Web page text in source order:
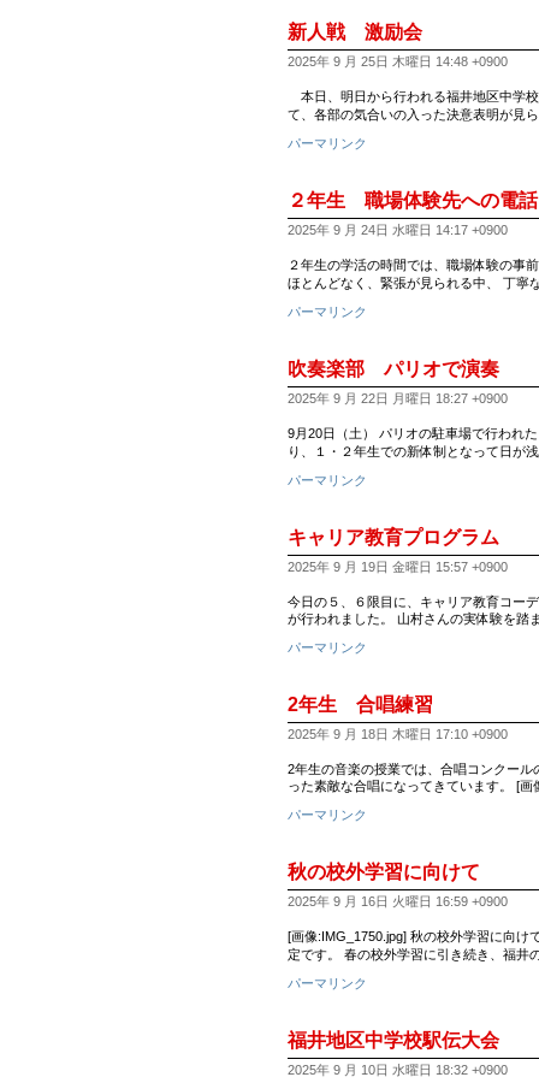
新人戦 激励会
2025年 9 月 25日 木曜日 14:48 +0900
本日、明日から行われる福井地区中学
て、各部の気合いの入った決意表明が見
パーマリンク
２年生 職場体験先への電話
2025年 9 月 24日 水曜日 14:17 +0900
２年生の学活の時間では、職場体験の事
ほとんどなく、緊張が見られる中、 丁寧
パーマリンク
吹奏楽部 パリオで演奏
2025年 9 月 22日 月曜日 18:27 +0900
9月20日（土） パリオの駐車場で行われ
り、１・２年生での新体制となって日が
パーマリンク
キャリア教育プログラム
2025年 9 月 19日 金曜日 15:57 +0900
今日の５、６限目に、キャリア教育コー
が行われました。 山村さんの実体験を踏
パーマリンク
2年生 合唱練習
2025年 9 月 18日 木曜日 17:10 +0900
2年生の音楽の授業では、合唱コンクー
った素敵な合唱になってきています。 [画
パーマリンク
秋の校外学習に向けて
2025年 9 月 16日 火曜日 16:59 +0900
[画像:IMG_1750.jpg] 秋の校外学習に向け
定です。 春の校外学習に引き続き、福井
パーマリンク
福井地区中学校駅伝大会
2025年 9 月 10日 水曜日 18:32 +0900